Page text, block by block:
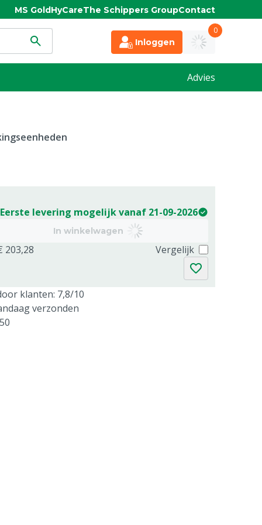
MS GoldHyCareThe Schippers GroupContact
Inloggen
0
Advies
Eerste levering mogelijk vanaf 21-09-2026
In winkelwagen
203,28 Vergelijk
klanten: 7,8/10
verzonden